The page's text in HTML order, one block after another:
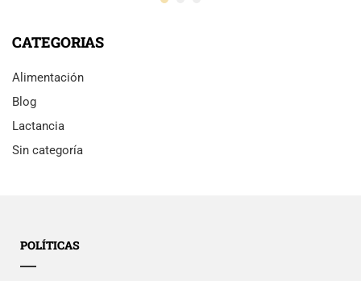
CATEGORIAS
Alimentación
Blog
Lactancia
Sin categoría
POLÍTICAS